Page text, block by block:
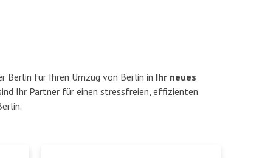
Berlin für Ihren Umzug von Berlin in Ihr neues
Ihr Partner für einen stressfreien, effizienten